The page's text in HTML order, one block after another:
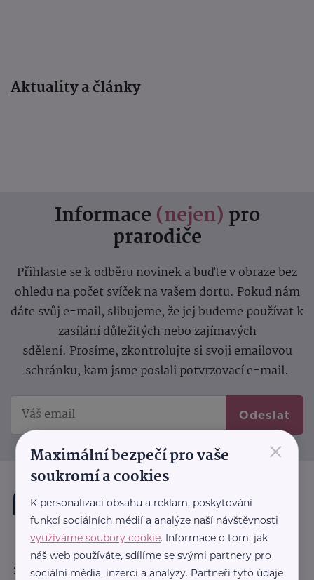
Aktuality a články
Informace (nejen) pro
prarodiče
Přihlaste se k odběru novinek a buďte v obraze bez
ohledu na počet svíček na vašem dortu. Pokud nám
dáte svůj e-mail, slibujeme, že jej budeme používat k
zasílání důležitých nebo zajímavých
sdělení. Prosíme, zkontrolujte si svoji emailovou
schránku, kam jsme poslali potvrzovací e-mail.
Odeslat
Sledujte nás:
×
Maximální bezpečí pro vaše
soukromí a cookies
K personalizaci obsahu a reklam, poskytování
funkcí sociálních médií a analýze naší návštěvnosti
využíváme soubory cookie. Informace o tom, jak
náš web používáte, sdílíme se svými partnery pro
sociální média, inzerci a analýzy. Partneři tyto údaje